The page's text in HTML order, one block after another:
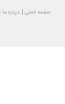
صفحه اصلی درباره ما